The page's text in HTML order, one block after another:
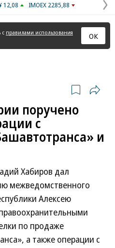
12,08 IMOEX 2285,88
с правилами использования
ОК
поручено
с
и
Хабиров дал
межведомственного
Алексею
по продаже
а также операции с